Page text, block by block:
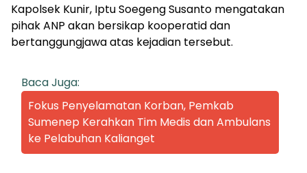
Kapolsek Kunir, Iptu Soegeng Susanto mengatakan
pihak ANP akan bersikap kooperatid dan
bertanggungjawa atas kejadian tersebut.
Baca Juga:
Fokus Penyelamatan Korban, Pemkab
Sumenep Kerahkan Tim Medis dan Ambulans
ke Pelabuhan Kalianget